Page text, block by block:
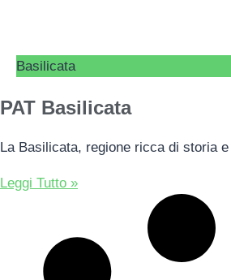
Basilicata
PAT Basilicata
La Basilicata, regione ricca di storia
Leggi Tutto »